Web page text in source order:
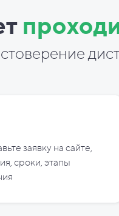
заявку на сайте,
сроки, этапы